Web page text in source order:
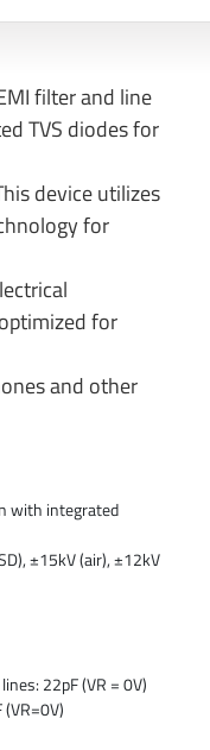
filter and line
TVS diodes for
device utilizes
for
for
and other
with integrated
±15kV (air), ±12kV
22pF (VR = 0V)